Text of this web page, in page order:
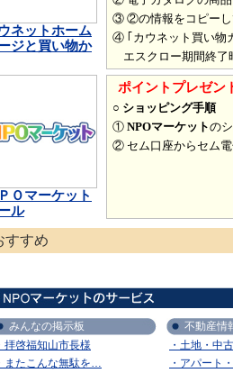
ネットホーム
ジと買い物か
③ ②の情報をコピーし
④ ｢カウネット買い物
エスクロー期間終了
Ｏマーケット
ル
ポイントプレゼン
○ ショッピング手順
① NPOマーケットの
② セム口座からセム電
すすめ
みんなの掲示板
拝啓福知山市長様
またこんな無駄を…
不動産情
・土地・中
・アパート